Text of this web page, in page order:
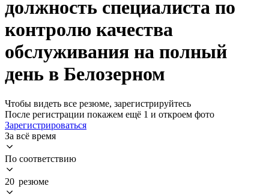
должность специалиста по
контролю качества
обслуживания на полный
день в Белозерном
Чтобы видеть все резюме, зарегистрируйтесь
После регистрации покажем ещё 1 и откроем фото
Зарегистрироваться
За всё время
По соответствию
20 резюме